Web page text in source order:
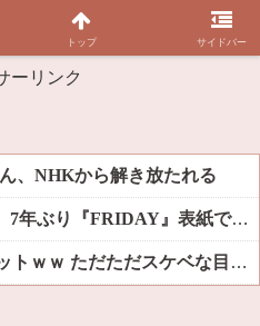
ーリンク
、NHKから解き放たれる
【画像】 小倉ゆうか(27)さん、7年ぶり『FRIDAY』表紙で神ボディ大解放
森香澄、新作下着の着用ショットｗｗ ただただスケベな目でしか見れんだろ！！
トップ サイドバー